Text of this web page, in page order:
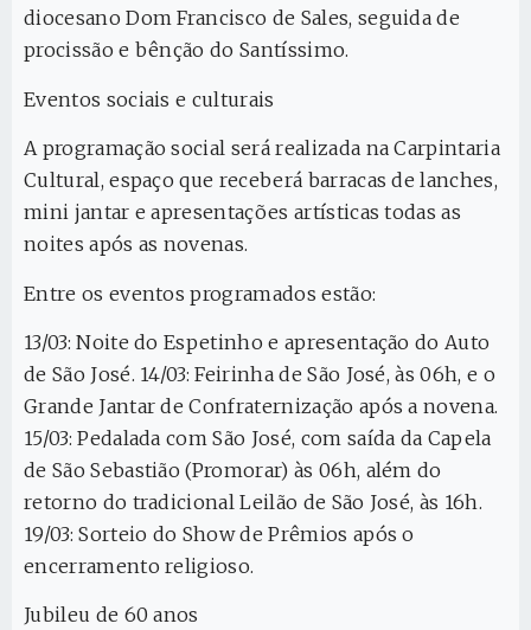
diocesano Dom Francisco de Sales, seguida de
procissão e bênção do Santíssimo.
Eventos sociais e culturais
A programação social será realizada na Carpintaria
Cultural, espaço que receberá barracas de lanches,
mini jantar e apresentações artísticas todas as
noites após as novenas.
Entre os eventos programados estão:
13/03: Noite do Espetinho e apresentação do Auto
de São José. 14/03: Feirinha de São José, às 06h, e o
Grande Jantar de Confraternização após a novena.
15/03: Pedalada com São José, com saída da Capela
de São Sebastião (Promorar) às 06h, além do
retorno do tradicional Leilão de São José, às 16h.
19/03: Sorteio do Show de Prêmios após o
encerramento religioso.
Jubileu de 60 anos